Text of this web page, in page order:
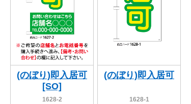
(のぼり)即入居可
[SO]
1628-2
(のぼり)即入居可
1628-1